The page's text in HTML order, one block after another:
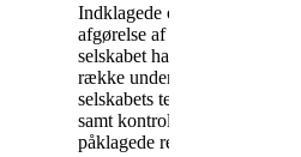
Indklagede oplyste i sin
afgørelse af 14. april 2004, at
selskabet havde foretaget en
række undersøgelser af
selskabets tekniske udstyr
samt kontrolleret, at den
påklagede regning var korrekt.